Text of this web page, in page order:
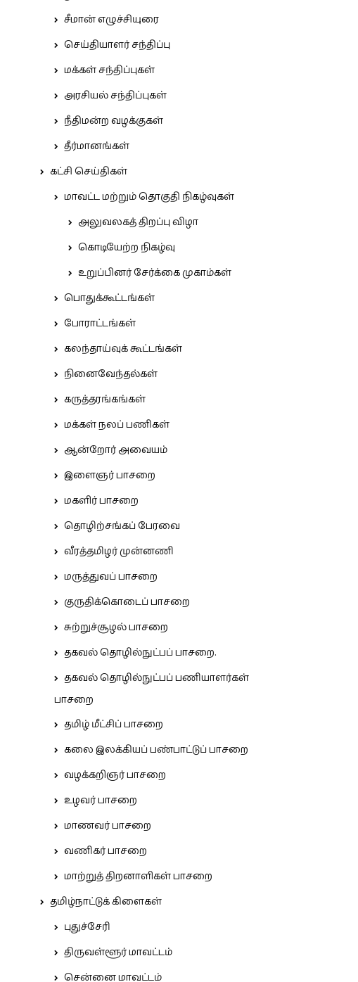
சீமான் எழுச்சியுரை
செய்தியாளர் சந்திப்பு
மக்கள் சந்திப்புகள்
அரசியல் சந்திப்புகள்
நீதிமன்ற வழக்குகள்
தீர்மானங்கள்
கட்சி செய்திகள்
மாவட்ட மற்றும் தொகுதி நிகழ்வுகள்
அலுவலகத் திறப்பு விழா
கொடியேற்ற நிகழ்வு
உறுப்பினர் சேர்க்கை முகாம்கள்
பொதுக்கூட்டங்கள்
போராட்டங்கள்
கலந்தாய்வுக் கூட்டங்கள்
நினைவேந்தல்கள்
கருத்தரங்கங்கள்
மக்கள் நலப் பணிகள்
ஆன்றோர் அவையம்
இளைஞர் பாசறை
மகளிர் பாசறை
தொழிற்சங்கப் பேரவை
வீரத்தமிழர் முன்னணி
மருத்துவப் பாசறை
குருதிக்கொடைப் பாசறை
சுற்றுச்சூழல் பாசறை
தகவல் தொழில்நுட்பப் பாசறை.
தகவல் தொழில்நுட்பப் பணியாளர்கள்
பாசறை
தமிழ் மீட்சிப் பாசறை
கலை இலக்கியப் பண்பாட்டுப் பாசறை
வழக்கறிஞர் பாசறை
உழவர் பாசறை
மாணவர் பாசறை
வணிகர் பாசறை
மாற்றுத் திறனாளிகள் பாசறை
தமிழ்நாட்டுக் கிளைகள்
புதுச்சேரி
திருவள்ளூர் மாவட்டம்
சென்னை மாவட்டம்